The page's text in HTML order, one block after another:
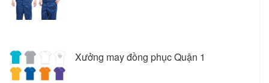
Xưởng may đồng phục Quận 1